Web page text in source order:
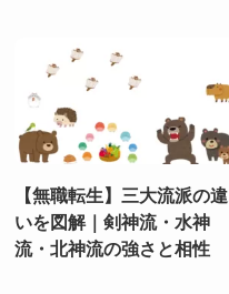
【無職転生】三大流派の違
いを図解｜剣神流・水神
流・北神流の強さと相性